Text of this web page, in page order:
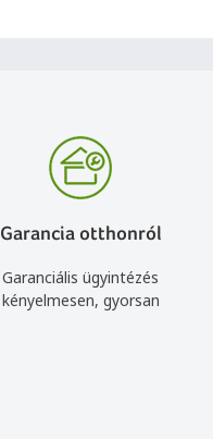
Garancia otthonról
Garanciális ügyintézés
kényelmesen, gyorsan